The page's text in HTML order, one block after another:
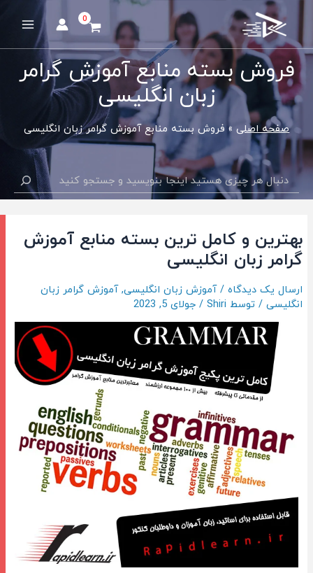
محتوا
فروش بسته منابع آموزش گرامر
زبان انگلیسی
صفحه اصلی فروش بسته منابع آموزش گرامر زبان انگلیسی
جستجو
بهترین و کامل ترین بسته منابع آموزش
گرامر زبان انگلیسی
ارسال یک دیدگاه /آموزش زبان انگلیسی,آموزش گرامر زبان
انگلیسی / توسط Shiri
/جولای 5, 2023